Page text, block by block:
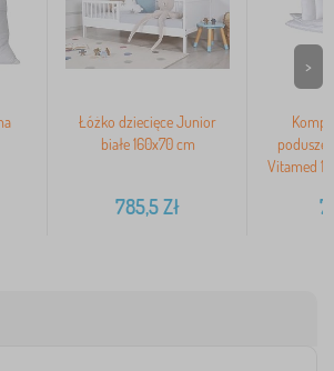
Łóżko dziecięce Junior
białe 160x70 cm
785,5Zł
Vitamed
>